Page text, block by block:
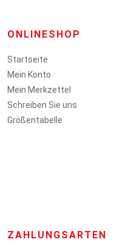
ONLINESHOP
Startseite
Mein Konto
Mein Merkzettel
Schreiben Sie uns
Größentabelle
ZAHLUNGSARTEN